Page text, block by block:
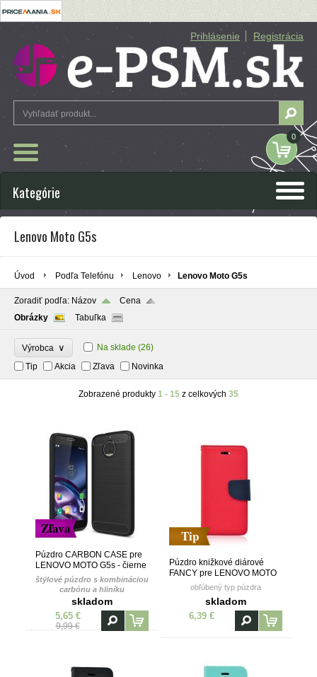
Prihlásenie Registrácia
0
Kategórie
Lenovo Moto G5s
Úvod Podľa Telefónu Lenovo Lenovo Moto G5s
Zoradiť podľa: Názov
Cena
Obrázky
Tabuľka
Výrobca ∨ Na sklade (26)
Tip
Akcia Zľava Novinka
Zobrazené produkty 1 - 15 z celkových 35
Zľava
Púzdro CARBON CASE pre
LENOVO MOTO G5s - čierne
štýlové púzdro s kombináciou
carbónu a hliníku
skladom
5,65 €
9,99 €
Tip
Púzdro knižkové diárové
FANCY pre LENOVO MOTO
G5s - červeno modré
obľúbený typ púzdra
skladom
6,39 €